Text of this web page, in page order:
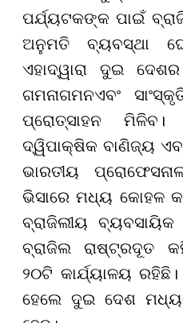
ପର୍ଯ୍ୟଟକଙ୍କ ପାଇଁ
ଅନୁମତି ବ୍ୟବସ୍ଥା
ଏହାଦ୍ୱାରା ଦୁଇ
ଗମନାଗମନଏବଂ
ପ୍ରୋତ୍ସାହନ
ଦ୍ୱିପାକ୍ଷିକ ବାଣିଜ୍ୟ
ଭାରତୀୟ
ଭିସାରେ ମଧ୍ୟ କୋହଳ
ବ୍ରାଜିଲୀୟ ବ୍ୟବସାୟିକ
ବ୍ରାଜିଲ ରାଷ୍ଟ୍ରଦୂତ
୨୦ଟି କାର୍ଯ୍ୟାଳୟ
ହେଲେ ଦୁଇ ଦେଶ